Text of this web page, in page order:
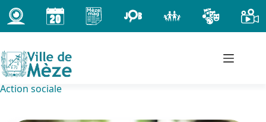
Passer
au
contenu
Action sociale